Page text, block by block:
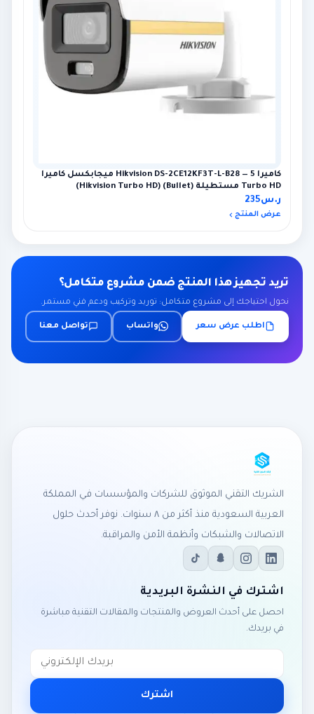
كاميرا Hikvision DS-2CE12KF3T-L-B28 — 5 ميجابكسل كاميرا
Turbo HD مستطيلة (Bullet) (Hikvision Turbo HD)
ر.س235
عرض المنتج
تريد تجهيز هذا المنتج ضمن مشروع متكامل؟
نحول احتياجك إلى مشروع متكامل: توريد وتركيب ودعم فني مستمر.
اطلب عرض سعر واتساب تواصل معنا
الشريك التقني الموثوق للشركات والمؤسسات في المملكة
العربية السعودية منذ أكثر من ٨ سنوات. نوفر أحدث حلول
الاتصالات والشبكات وأنظمة الأمن والمراقبة.
اشترك في النشرة البريدية
احصل على أحدث العروض والمنتجات والمقالات التقنية مباشرة
في بريدك.
اشترك